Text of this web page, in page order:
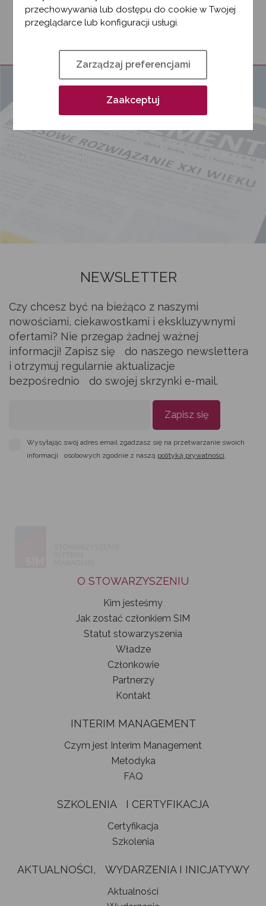
NEWSLETTER
Czy chcesz być na bieżąco z naszymi
nowościami, ciekawostkami i ekskluzywnymi
ofertami? Nie przegap żadnej ważnej
informacji! Zapisz się do naszego newslettera
i otrzymuj regularnie aktualizacje
bezpośrednio do swojej skrzynki e-mail.
Zapisz się
Wysyłając swój adres email zgadzasz się na przetwarzanie swoich
informacji osobowych zgodnie z naszą polityką prywatności.
O STOWARZYSZENIU
Kim jesteśmy
Jak zostać członkiem SIM
Statut stowarzyszenia
Władze
Członkowie
Partnerzy
Kontakt
INTERIM MANAGEMENT
Czym jest Interim Management
Metodyka
FAQ
SZKOLENIA I CERTYFIKACJA
Certyfikacja
Szkolenia
AKTUALNOŚCI, WYDARZENIA I INICJATYWY
Aktualności
przechowywania lub dostępu do cookie w Twojej
przeglądarce lub konfiguracji usługi.
Zarządzaj preferencjami
Zaakceptuj